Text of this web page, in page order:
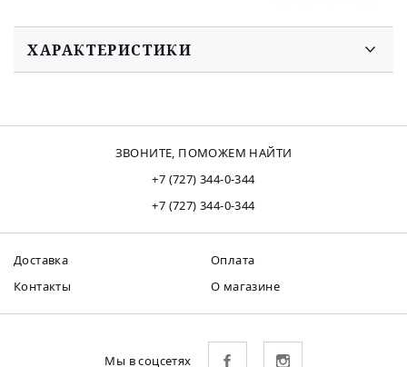
ХАРАКТЕРИСТИКИ
ЗВОНИТЕ, ПОМОЖЕМ НАЙТИ
+7 (727) 344-0-344
+7 (727) 344-0-344
Доставка
Оплата
Контакты
О магазине
Мы в соцсетях